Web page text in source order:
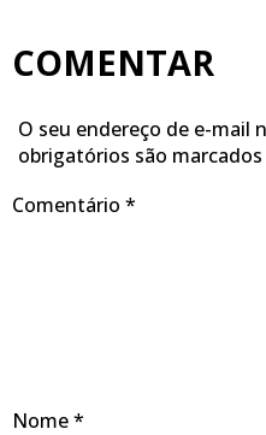
COMENTAR
O seu endereço de e-mail
obrigatórios são
Comentário *
Nome*